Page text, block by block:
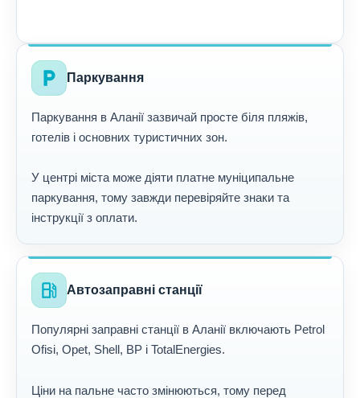
local_parking Паркування
Паркування в Аланії зазвичай просте біля пляжів,
готелів і основних туристичних зон.
У центрі міста може діяти платне муніципальне
паркування, тому завжди перевіряйте знаки та
інструкції з оплати.
local_gas_station Автозаправні станції
Популярні заправні станції в Аланії включають Petrol
Ofisi, Opet, Shell, BP і TotalEnergies.
Ціни на пальне часто змінюються, тому перед